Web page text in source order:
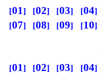
01 02 03 04
07
08 09 10
01 02 03 04